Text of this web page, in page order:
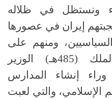
ونستظل في ظلاله
إيران في عصورها
ومنهم على
سبيل المثال نظام الملك (485هـ) الوزير
إنشاء المدارس
الإسلامي، والتي لعبت